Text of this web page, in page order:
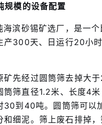
规模的设备配置
滨砂锡矿选厂，是一
产300天、日运行20小
矿先经过圆筒筛去掉大
筒筛直径1.2米、长度4米
30到40吨。圆筒筛可以
和细泥。筛上废石排掉